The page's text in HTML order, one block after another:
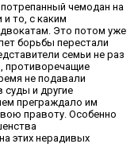
чемодан на
то, с каким
Это потом уже
борьбы перестали
семьи не раз
противоречащие
не подавали
и другие
преграждало им
правоту. Особенно
этих нерадивых